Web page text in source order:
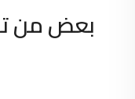
بعض من